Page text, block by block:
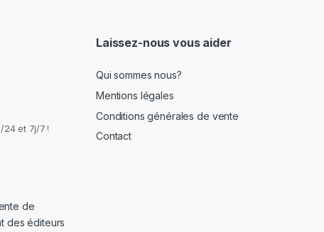
24 et 7j/7 !
de
des éditeurs
Laissez-nous vous aider
Qui sommes nous?
Mentions légales
Conditions générales de vente
Contact